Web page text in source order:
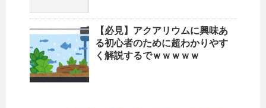
【必見】アクアリウムに興味あ
る初心者のために超わかりやす
く解説するでｗｗｗｗｗ